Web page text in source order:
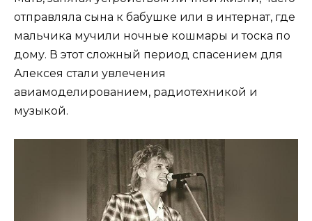
отправляла сына к бабушке или в интернат, где
мальчика мучили ночные кошмары и тоска по
дому. В этот сложный период спасением для
Алексея стали увлечения
авиамоделированием, радиотехникой и
музыкой.